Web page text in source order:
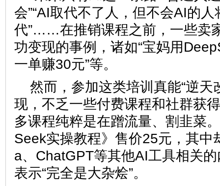
会”“AI取代不了人，但不会AI的
代”……在推销课程之前，一些卖
功变现的事例，诸如“宝妈用
一单赚30元”等。
然而，参加这类培训真能“逆天
现，不乏一些付费课程和社群获
多课程纯粹是在蹭流量、割韭菜
Seek实操教程》售价25元，其中
a、ChatGPT等其他AI工具相关
表示“完全是大杂烩”。